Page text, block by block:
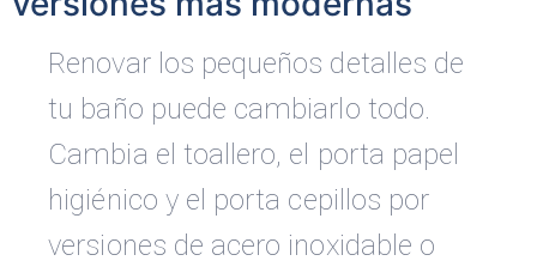
Renovar los pequeños detalles de
tu baño puede cambiarlo todo.
Cambia el toallero, el porta papel
higiénico y el porta cepillos por
versiones de acero inoxidable o